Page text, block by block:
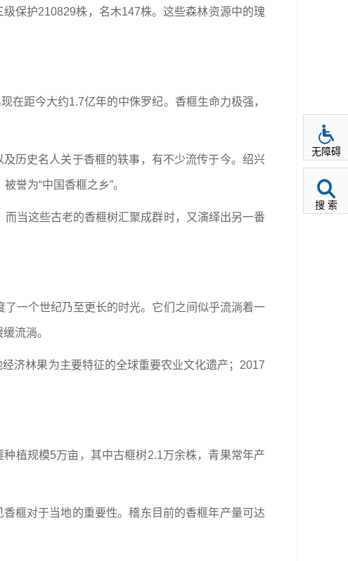
保护210829株，名木147株。这些森林资源中的瑰
在距今大约1.7亿年的中侏罗纪。香榧生命力极强，
历史名人关于香榧的轶事，有不少流传于今。绍兴
誉为“中国香榧之乡”。
当这些古老的香榧树汇聚成群时，又演绎出另一番
一个世纪乃至更长的时光。它们之间似乎流淌着一
流淌。
济林果为主要特征的全球重要农业文化遗产；2017
植规模5万亩，其中古榧树2.1万余株，青果常年产
榧对于当地的重要性。稽东目前的香榧年产量可达
无障碍
搜 索